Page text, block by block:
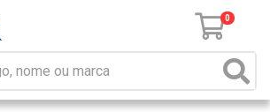
0